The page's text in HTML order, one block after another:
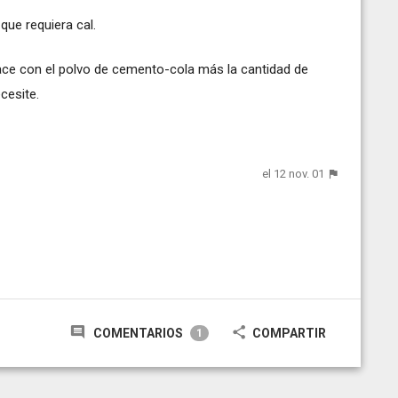
requiera cal.
con el polvo de cemento-cola más la cantidad de
el 12 nov. 01
COMENTARIOS 1 COMPARTIR